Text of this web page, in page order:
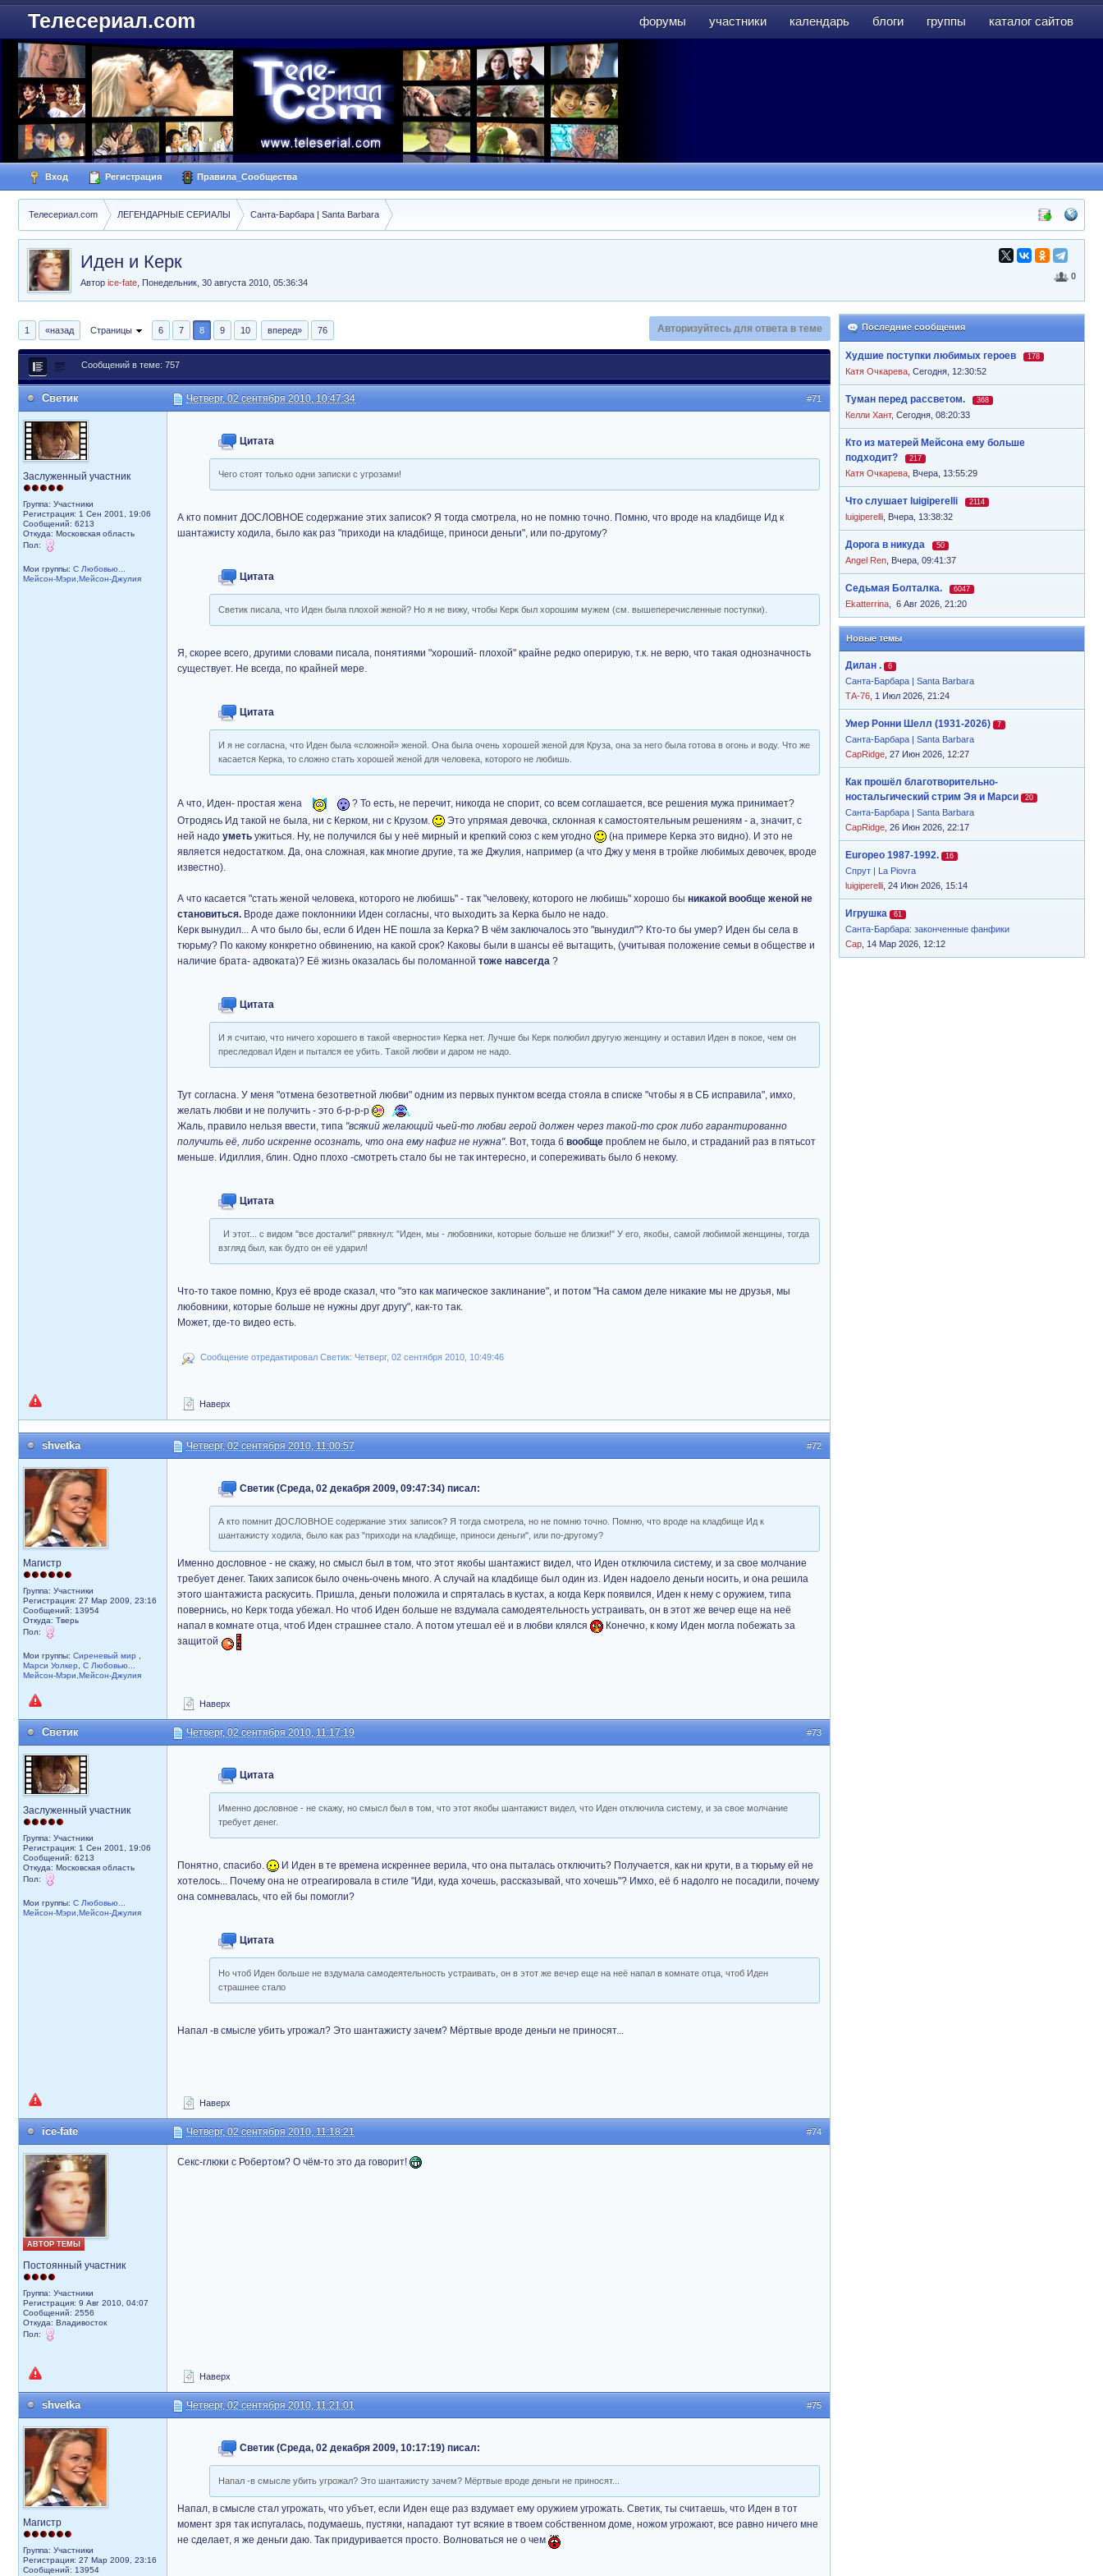
форумы участники календарь блоги группы каталог сайтов
Телесериал.com
Вход Регистрация Правила_Сообщества
Телесериал.com ЛЕГЕНДАРНЫЕ СЕРИАЛЫ Санта-Барбара | Santa Barbara
0
Иден и Керк
Автор ice-fate Понедельник, 30 августа 2010, 05:36:34
Последние сообщения
Худшие поступки любимых героев 178
Катя Очкарева Сегодня, 12:30:52
Туман перед рассветом. 368
Келли Хант, Сегодня, 08:20:33
Кто из матерей Мейсона ему больше
подходит?
217
Катя Очкарева Вчера, 13:55:29
Что слушает luigiperelli 2114
luigiperelli Вчера, 13:38:32
Дорога в никуда 50
Angel Ren Вчера, 09:41:37
Седьмая Болталка. 6047
Ekatterrina 6 Авг 2026, 21:20
Новые темы
Дилан . 6
Санта-Барбара | Santa Barbara
ТА-76 , 1 Июл 2026, 21:24
Умер Ронни Шелл (1931-2026) 7
Санта-Барбара | Santa Barbara
CapRidge , 27 Июн 2026, 12:27
Как прошёл благотворительно-
ностальгический стрим Эя и Марси
20
Санта-Барбара | Santa Barbara
CapRidge , 26 Июн 2026, 22:17
Europeo 1987-1992. 16
Спрут | La Piovra
luigiperelli , 24 Июн 2026, 15:14
Игрушка 61
Санта-Барбара: законченные фанфики
Cap , 14 Мар 2026, 12:12
1 «назад Страницы 6 7 8 9 10 вперед» 76 Авторизуйтесь для ответа в теме
Сообщений в теме: 757
#71
Светик Четверг, 02 сентября 2010, 10:47:34
Заслуженный участник
Группа: Участники
Регистрация: 1 Сен 2001, 19:06
Сообщений: 6213
Откуда: Московская область
Пол:
Мои группы: С Любовью...
Мейсон-Мэри,Мейсон-Джулия
Цитата
Чего стоят только одни записки с угрозами!
А кто помнит ДОСЛОВНОЕ содержание этих записок? Я тогда смотрела, но не помню точно. Помню, что вроде на кладбище Ид к
шантажисту ходила, было как раз "приходи на кладбище, приноси деньги", или по-другому?
Цитата
Светик писала, что Иден была плохой женой? Но я не вижу, чтобы Керк был хорошим мужем (см. вышеперечисленные поступки).
Я, скорее всего, другими словами писала, понятиями "хороший- плохой" крайне редко оперирую, т.к. не верю, что такая однозначность
существует. Не всегда, по крайней мере.
Цитата
И я не согласна, что Иден была «сложной» женой. Она была очень хорошей женой для Круза, она за него была готова в огонь и воду. Что же
касается Керка, то сложно стать хорошей женой для человека, которого не любишь.
А что, Иден- простая жена
? То есть, не перечит, никогда не спорит, со всем соглашается, все решения мужа принимает?
Отродясь Ид такой не была, ни с Керком, ни с Крузом.
Это упрямая девочка, склонная к самостоятельным решениям - а, значит, с
ней надо уметь ужиться. Ну, не получился бы у неё мирный и крепкий союз с кем угодно
(на примере Керка это видно). И это не
является недостатком. Да, она сложная, как многие другие, та же Джулия, например (а что Джу у меня в тройке любимых девочек, вроде
известно).
А что касается "стать женой человека, которого не любишь" - так "человеку, которого не любишь" хорошо бы никакой вообще женой не
становиться. Вроде даже поклонники Иден согласны, что выходить за Керка было не надо.
Керк вынудил... А что было бы, если б Иден НЕ пошла за Керка? В чём заключалось это "вынудил"? Кто-то бы умер? Иден бы села в
тюрьму? По какому конкретно обвинению, на какой срок? Каковы были в шансы её вытащить, (учитывая положение семьи в обществе и
наличие брата- адвоката)? Её жизнь оказалась бы поломанной тоже навсегда ?
Цитата
И я считаю, что ничего хорошего в такой «верности» Керка нет. Лучше бы Керк полюбил другую женщину и оставил Иден в покое, чем он
преследовал Иден и пытался ее убить. Такой любви и даром не надо.
Тут согласна. У меня "отмена безответной любви" одним из первых пунктом всегда стояла в списке "чтобы я в СБ исправила", имхо,
желать любви и не получить - это б-р-р-р
Жаль, правило нельзя ввести, типа "всякий желающий чьей-то любви герой должен через такой-то срок либо гарантированно
получить её, либо искренне осознать, что она ему нафиг не нужна". Вот, тогда б вообще проблем не было, и страданий раз в пятьсот
меньше. Идиллия, блин. Одно плохо -смотреть стало бы не так интересно, и сопереживать было б некому.
Цитата
И этот... с видом "все достали!" рявкнул: "Иден, мы - любовники, которые больше не близки!" У его, якобы, самой любимой женщины, тогда
взгляд был, как будто он её ударил!
Что-то такое помню, Круз её вроде сказал, что "это как магическое заклинание", и потом "На самом деле никакие мы не друзья, мы
любовники, которые больше не нужны друг другу", как-то так.
Может, где-то видео есть.
Сообщение отредактировал Светик: Четверг, 02 сентября 2010, 10:49:46
Наверх
#72
shvetka Четверг, 02 сентября 2010, 11:00:57
Магистр
Группа: Участники
Регистрация: 27 Мар 2009, 23:16
Сообщений: 13954
Откуда: Тверь
Пол:
Мои группы: Сиреневый мир
Марси Уолкер
С Любовью...
Мейсон-Мэри,Мейсон-Джулия
Светик (Среда, 02 декабря 2009, 09:47:34) писал:
А кто помнит ДОСЛОВНОЕ содержание этих записок? Я тогда смотрела, но не помню точно. Помню, что вроде на кладбище Ид к
шантажисту ходила, было как раз "приходи на кладбище, приноси деньги", или по-другому?
Именно дословное - не скажу, но смысл был в том, что этот якобы шантажист видел, что Иден отключила систему, и за свое молчание
требует денег. Таких записок было очень-очень много. А случай на кладбище был один из. Иден надоело деньги носить, и она решила
этого шантажиста раскусить. Пришла, деньги положила и спряталась в кустах, а когда Керк появился, Иден к нему с оружием, типа
повернись, но Керк тогда убежал. Но чтоб Иден больше не вздумала самодеятельность устраивать, он в этот же вечер еще на неё
напал в комнате отца, чтоб Иден страшнее стало. А потом утешал её и в любви клялся
Конечно, к кому Иден могла побежать за
защитой
Наверх
#73
Светик Четверг, 02 сентября 2010, 11:17:19
Заслуженный участник
Группа: Участники
Регистрация: 1 Сен 2001, 19:06
Сообщений: 6213
Откуда: Московская область
Пол:
Мои группы: С Любовью...
Мейсон-Мэри,Мейсон-Джулия
Цитата
Именно дословное - не скажу, но смысл был в том, что этот якобы шантажист видел, что Иден отключила систему, и за свое молчание
требует денег.
Понятно, спасибо.
И Иден в те времена искреннее верила, что она пыталась отключить? Получается, как ни крути, в а тюрьму ей не
хотелось... Почему она не отреагировала в стиле "Иди, куда хочешь, рассказывай, что хочешь"? Имхо, её б надолго не посадили, почему
она сомневалась, что ей бы помогли?
Цитата
Но чтоб Иден больше не вздумала самодеятельность устраивать, он в этот же вечер еще на неё напал в комнате отца, чтоб Иден
страшнее стало
Напал -в смысле убить угрожал? Это шантажисту зачем? Мёртвые вроде деньги не приносят...
Наверх
#74
ice-fate Четверг, 02 сентября 2010, 11:18:21
АВТОР ТЕМЫ
Постоянный участник
Группа: Участники
Регистрация: 9 Авг 2010, 04:07
Сообщений: 2556
Откуда: Владивосток
Пол:
Секс-глюки с Робертом? О чём-то это да говорит!
Наверх
#75
shvetka Четверг, 02 сентября 2010, 11:21:01
Магистр
Группа: Участники
Регистрация: 27 Мар 2009, 23:16
Сообщений: 13954
Светик (Среда, 02 декабря 2009, 10:17:19) писал:
Напал -в смысле убить угрожал? Это шантажисту зачем? Мёртвые вроде деньги не приносят...
Напал, в смысле стал угрожать, что убъет, если Иден еще раз вздумает ему оружием угрожать. Светик, ты считаешь, что Иден в тот
момент зря так испугалась, подумаешь, пустяки, нападают тут всякие в твоем собственном доме, ножом угрожают, все равно ничего мне
не сделает, я же деньги даю. Так придуривается просто. Волноваться не о чем